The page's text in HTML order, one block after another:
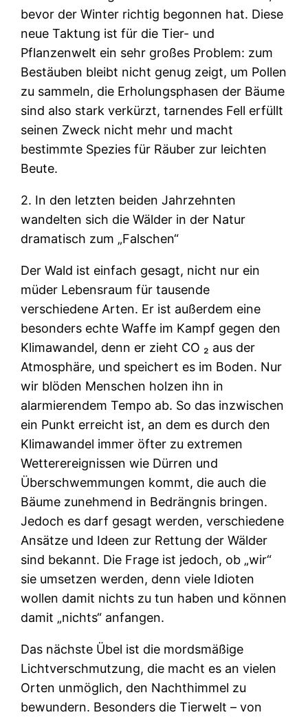
bevor der Winter richtig begonnen hat. Diese
neue Taktung ist für die Tier- und
Pflanzenwelt ein sehr großes Problem: zum
Bestäuben bleibt nicht genug zeigt, um Pollen
zu sammeln, die Erholungsphasen der Bäume
sind also stark verkürzt, tarnendes Fell erfüllt
seinen Zweck nicht mehr und macht
bestimmte Spezies für Räuber zur leichten
Beute.
2. In den letzten beiden Jahrzehnten
wandelten sich die Wälder in der Natur
dramatisch zum „Falschen“
Der Wald ist einfach gesagt, nicht nur ein
müder Lebensraum für tausende
verschiedene Arten. Er ist außerdem eine
besonders echte Waffe im Kampf gegen den
Klimawandel, denn er zieht CO ₂ aus der
Atmosphäre, und speichert es im Boden. Nur
wir blöden Menschen holzen ihn in
alarmierendem Tempo ab. So das inzwischen
ein Punkt erreicht ist, an dem es durch den
Klimawandel immer öfter zu extremen
Wetterereignissen wie Dürren und
Überschwemmungen kommt, die auch die
Bäume zunehmend in Bedrängnis bringen.
Jedoch es darf gesagt werden, verschiedene
Ansätze und Ideen zur Rettung der Wälder
sind bekannt. Die Frage ist jedoch, ob „wir“
sie umsetzen werden, denn viele Idioten
wollen damit nichts zu tun haben und können
damit „nichts“ anfangen.
Das nächste Übel ist die mordsmäßige
Lichtverschmutzung, die macht es an vielen
Orten unmöglich, den Nachthimmel zu
bewundern. Besonders die Tierwelt – von